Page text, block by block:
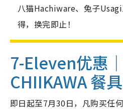
八猫Hachiware、兔子
得，换完即止！
7-Eleven优惠
CHIIKAWA 餐
即日起至7月30日，凡购买任